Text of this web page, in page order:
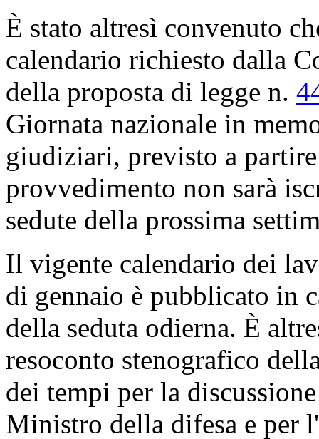
È stato altresì convenuto
calendario richiesto dalla
della proposta di legge n.
Giornata nazionale in
giudiziari, previsto a
provvedimento non sarà
sedute della prossima
Il vigente calendario dei
di gennaio è pubblicato in
della seduta odierna. È
resoconto stenografico
dei tempi per la
Ministro della difesa e per